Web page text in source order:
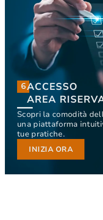
6ACCESSO
AREA
Scopri la comodità
una piattaforma
tue pratiche.
INIZIA ORA
6
ACCESSO
AREA
Scopri la comodità
piattaforma intuitiva
INIZIA ORA